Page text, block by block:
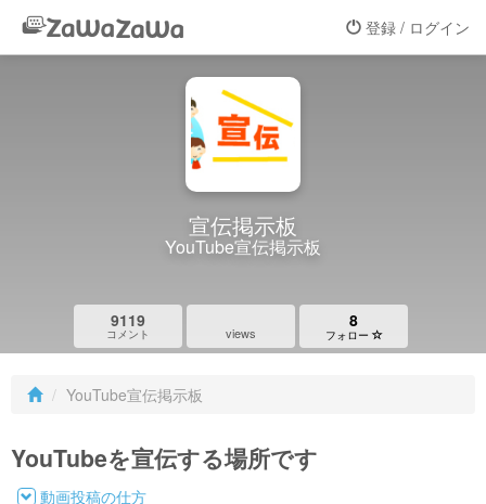
登録 / ログイン
宣伝掲示板
YouTube宣伝掲示板
9119
コメント views
8
フォロー
YouTube宣伝掲示板
YouTubeを宣伝する場所です
動画投稿の仕方